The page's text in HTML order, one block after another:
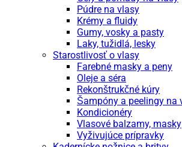
Púdre na vlasy
Krémy a fluidy
Gumy, vosky a pasty
Laky, tužidlá, lesky
Starostlivosť o vlasy
Farebné masky a peny
Oleje a séra
Rekonštrukčné kúry
Šampóny a peelingy na
Kondicionéry
Vlasové balzamy, masky
Vyživujúce prípravky